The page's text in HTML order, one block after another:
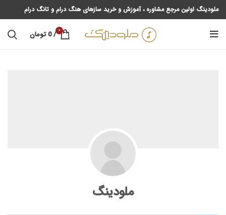
ملودینگ اولین مرجع مشاوره ، آموزش و خرید سازهای هنگ درام و تانگ درام
0
/
0 تومان
ملودینگ